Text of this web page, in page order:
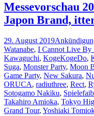
Messevorschau
Japon Brand,
29. August 2019
Watanabe, I Cannot Live By
Kawaguchi, KogeKogeDo,
Suga, Monster Party, Moon
Game Party, New Sakura,
ORUCA, radiuthree, Rect,
Sotogamo Nakiku,
Takahiro Amioka, Tokyo
Grand Tour, Yoshiaki